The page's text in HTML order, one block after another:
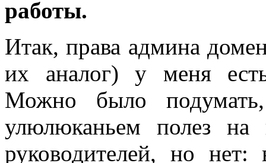
работы.
Итак, права админа
их аналог) у меня
Можно было
улюлюканьем полез на
руководителей, но